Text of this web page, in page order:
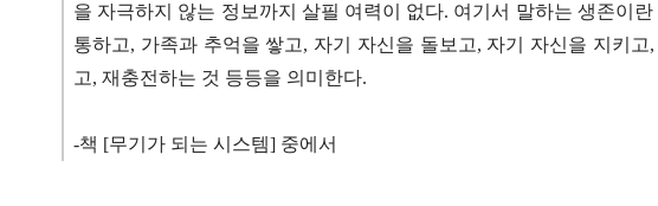
을 자극하지 않는 정보까지 살필 여력이 없다. 여기서 말하는 생존이
통하고, 가족과 추억을 쌓고, 자기 자신을 돌보고, 자기 자신을 지키
고, 재충전하는 것 등등을 의미한다.
-책 [무기가 되는 시스템] 중에서